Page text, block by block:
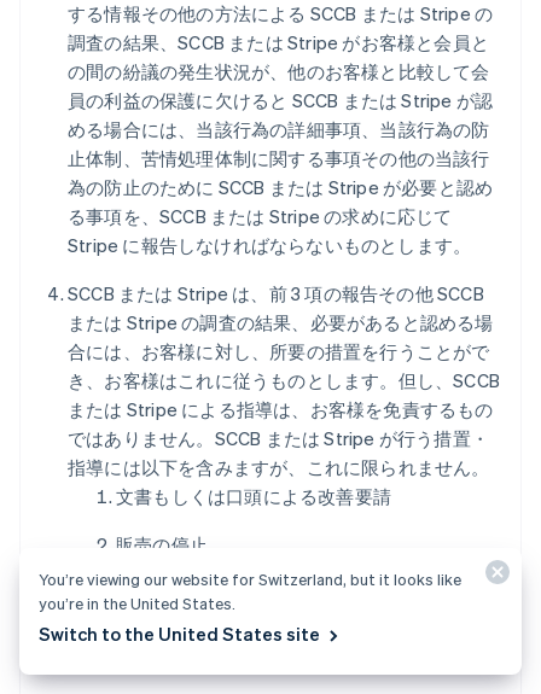
する情報その他の方法による SCCB または Stripe の
調査の結果、SCCB または Stripe がお客様と会員と
の間の紛議の発生状況が、他のお客様と比較して会
員の利益の保護に欠けると SCCB または Stripe が認
める場合には、当該行為の詳細事項、当該行為の防
止体制、苦情処理体制に関する事項その他の当該行
為の防止のために SCCB または Stripe が必要と認め
る事項を、SCCB または Stripe の求めに応じて
Stripe に報告しなければならないものとします。
SCCB または Stripe は、前 3 項の報告その他 SCCB
または Stripe の調査の結果、必要があると認める場
合には、お客様に対し、所要の措置を行うことがで
き、お客様はこれに従うものとします。但し、SCCB
または Stripe による指導は、お客様を免責するもの
ではありません。SCCB または Stripe が行う措置・
指導には以下を含みますが、これに限られません。
文書もしくは口頭による改善要請
販売の停止
お客様との間の加盟店契約の解除
You’re viewing our website for Switzerland, but it looks like
you’re in the United States.
Switch to the United States site